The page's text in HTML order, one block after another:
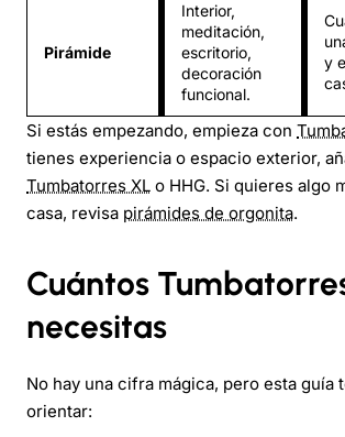
Pirámide
Interior,
meditación,
escritorio,
decoración
funcional.
y
Si estás empezando, empieza con
tienes experiencia o espacio exterior,
Tumbatorres XL o HHG. Si quieres algo
casa, revisa pirámides de orgonita.
Cuántos
necesitas
No hay una cifra mágica, pero esta guía
orientar: